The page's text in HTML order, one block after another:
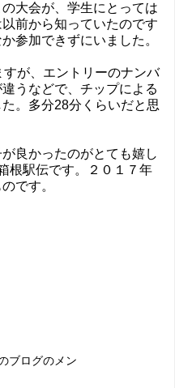
大会が、学生にとっては
前から知っていたのです
参加できずにいました。
が、エントリーのナンバ
うなどで、チップによる
。多分28分くらいだと思
良かったのがとても嬉し
根駅伝です。２０１７年
です。
ブログのメン